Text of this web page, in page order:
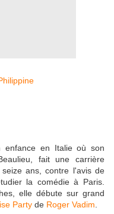
enfance en Italie où son
fait une carrière
ans, contre l'avis de
la comédie à Paris.
elle débute sur grand
Party de Roger Vadim.